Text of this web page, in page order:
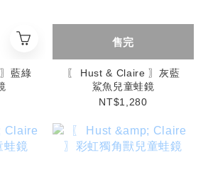
藍綠
售完
〖 Hust & Claire 〗灰藍
鯊魚兒童蛙鏡
NT$1,280